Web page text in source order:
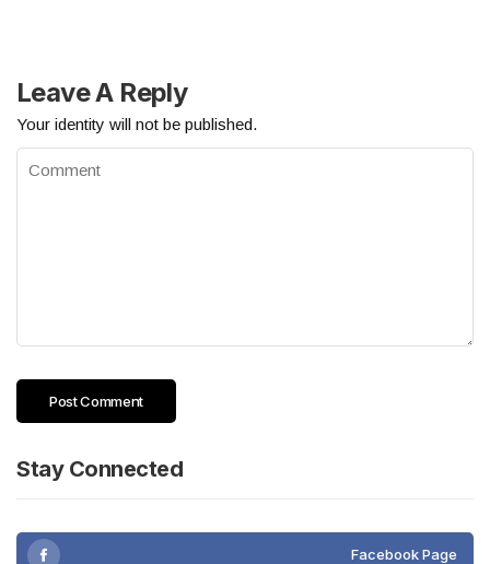
তবে সবচেয়ে তাকে স্পর্শ করে এপিটাফগুচ্ছ।
Leave A Reply
Your identity will not be published.
Stay Connected
Facebook Page